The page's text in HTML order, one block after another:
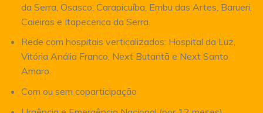
da Serra, Osasco, Carapicuíba, Embu das Artes, Barueri,
Caieiras e Itapecerica da Serra.
Rede com hospitais verticalizados: Hospital da Luz,
Vitória Anália Franco, Next Butantã e Next Santo
Amaro.
Com ou sem coparticipação